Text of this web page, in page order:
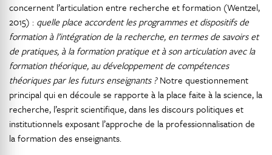
concernent l’articulation entre recherche et formation (Wentzel,
2015) : quelle place accordent les programmes et dispositifs de
formation à l’intégration de la recherche, en termes de savoirs et
de pratiques, à la formation pratique et à son articulation avec la
formation théorique, au développement de compétences
théoriques par les futurs enseignants ?Notre questionnement
principal qui en découle se rapporte à la place faite à la science, la
recherche, l’esprit scientifique, dans les discours politiques et
institutionnels exposant l’approche de la professionnalisation de
la formation des enseignants.